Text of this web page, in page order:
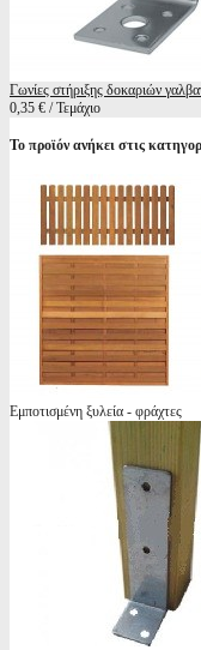
Γωνίες στήριξης δοκαριών
0,35 € / Τεμάχιο
Το προϊόν ανήκει στις
Εμποτισμένη ξυλεία - φράχτες